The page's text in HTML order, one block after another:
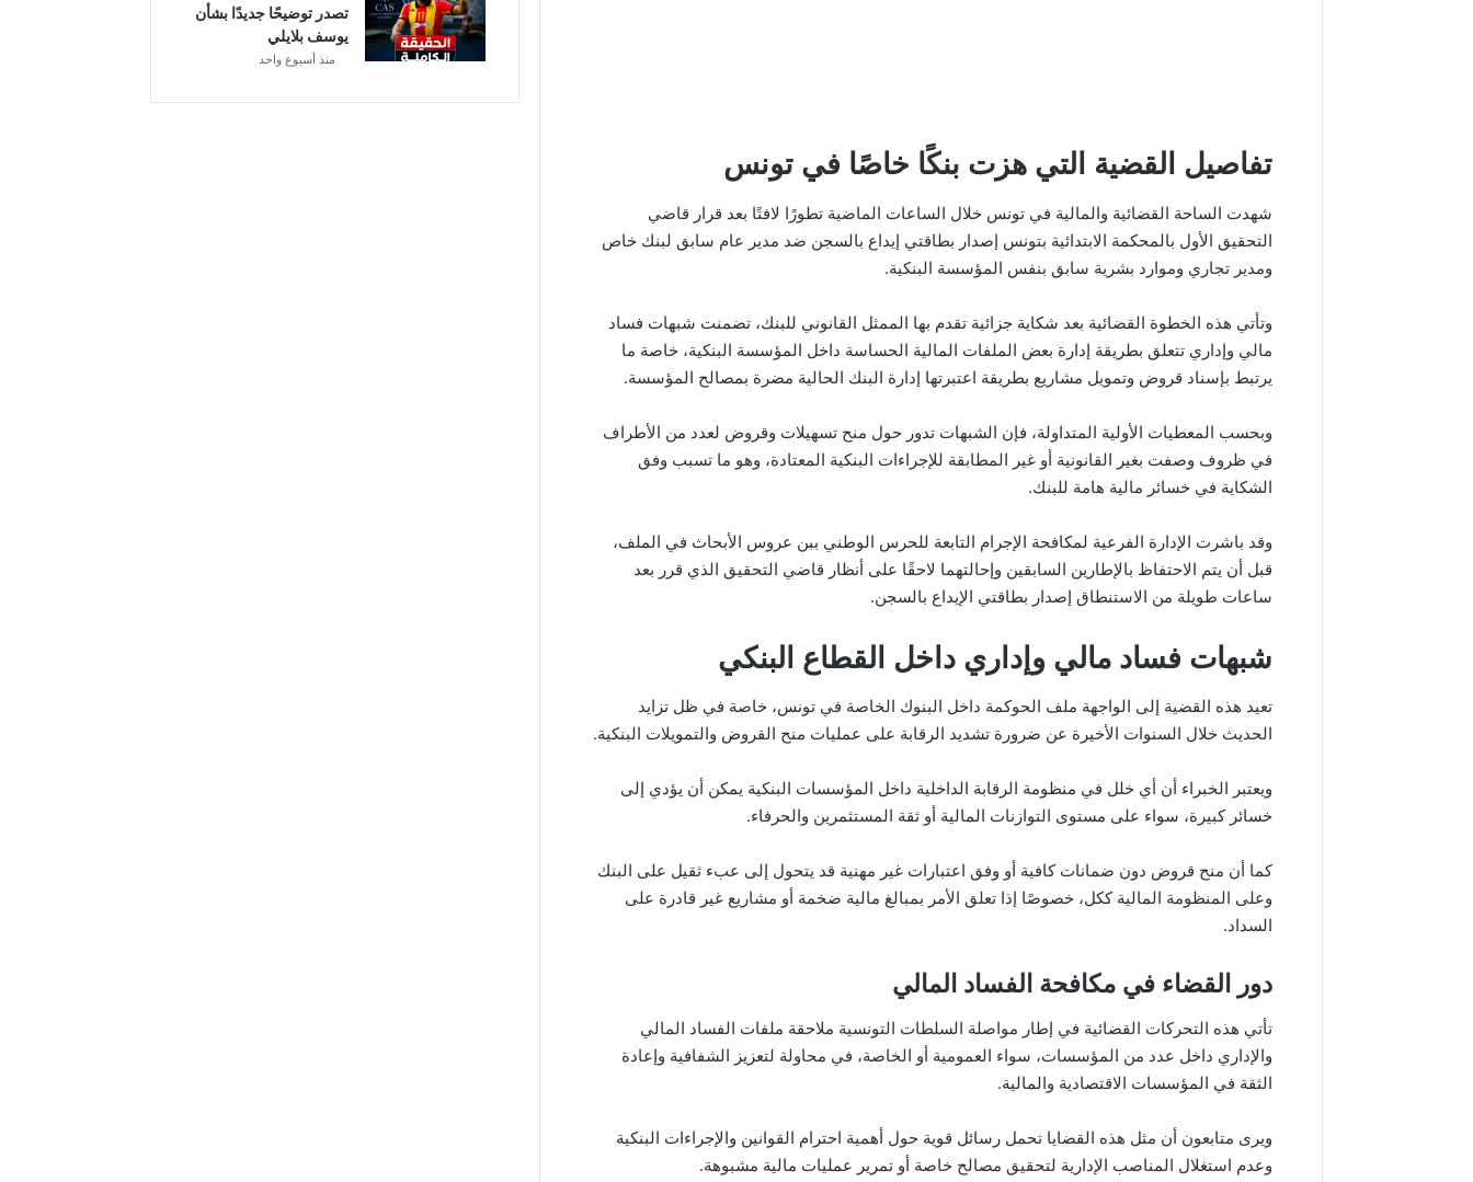
تفاصيل القضية التي هزت بنكًا خاصًا في تونس
شهدت الساحة القضائية والمالية في تونس خلال الساعات الماضية تطورًا لافتًا بعد قرار قاضي
التحقيق الأول بالمحكمة الابتدائية بتونس إصدار بطاقتي إيداع بالسجن ضد مدير عام سابق لبنك خاص
ومدير تجاري وموارد بشرية سابق بنفس المؤسسة البنكية.
وتأتي هذه الخطوة القضائية بعد شكاية جزائية تقدم بها الممثل القانوني للبنك، تضمنت شبهات فساد
مالي وإداري تتعلق بطريقة إدارة بعض الملفات المالية الحساسة داخل المؤسسة البنكية، خاصة ما
يرتبط بإسناد قروض وتمويل مشاريع بطريقة اعتبرتها إدارة البنك الحالية مضرة بمصالح المؤسسة.
وبحسب المعطيات الأولية المتداولة، فإن الشبهات تدور حول منح تسهيلات وقروض لعدد من الأطراف
في ظروف وصفت بغير القانونية أو غير المطابقة للإجراءات البنكية المعتادة، وهو ما تسبب وفق
الشكاية في خسائر مالية هامة للبنك.
وقد باشرت الإدارة الفرعية لمكافحة الإجرام التابعة للحرس الوطني ببن عروس الأبحاث في الملف،
قبل أن يتم الاحتفاظ بالإطارين السابقين وإحالتهما لاحقًا على أنظار قاضي التحقيق الذي قرر بعد
ساعات طويلة من الاستنطاق إصدار بطاقتي الإيداع بالسجن.
شبهات فساد مالي وإداري داخل القطاع البنكي
تعيد هذه القضية إلى الواجهة ملف الحوكمة داخل البنوك الخاصة في تونس، خاصة في ظل تزايد
الحديث خلال السنوات الأخيرة عن ضرورة تشديد الرقابة على عمليات منح القروض والتمويلات البنكية.
ويعتبر الخبراء أن أي خلل في منظومة الرقابة الداخلية داخل المؤسسات البنكية يمكن أن يؤدي إلى
خسائر كبيرة، سواء على مستوى التوازنات المالية أو ثقة المستثمرين والحرفاء.
كما أن منح قروض دون ضمانات كافية أو وفق اعتبارات غير مهنية قد يتحول إلى عبء ثقيل على البنك
وعلى المنظومة المالية ككل، خصوصًا إذا تعلق الأمر بمبالغ مالية ضخمة أو مشاريع غير قادرة على
السداد.
دور القضاء في مكافحة الفساد المالي
تأتي هذه التحركات القضائية في إطار مواصلة السلطات التونسية ملاحقة ملفات الفساد المالي
والإداري داخل عدد من المؤسسات، سواء العمومية أو الخاصة، في محاولة لتعزيز الشفافية وإعادة
الثقة في المؤسسات الاقتصادية والمالية.
ويرى متابعون أن مثل هذه القضايا تحمل رسائل قوية حول أهمية احترام القوانين والإجراءات البنكية
وعدم استغلال المناصب الإدارية لتحقيق مصالح خاصة أو تمرير عمليات مالية مشبوهة.
تصدر توضيحًا جديدًا بشأن
يوسف بلايلي
منذ أسبوع واحد